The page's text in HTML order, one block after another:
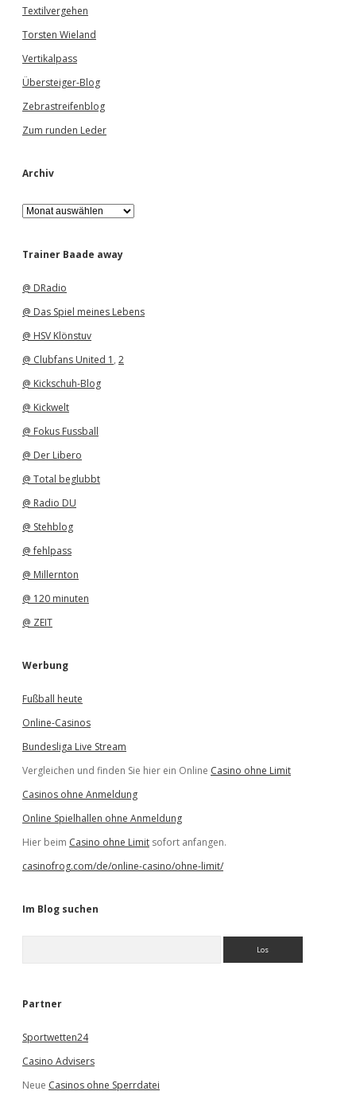
Textilvergehen
Torsten Wieland
Vertikalpass
Übersteiger-Blog
Zebrastreifenblog
Zum runden Leder
Archiv
A
r
h
Trainer Baade away
@ DRadio
@ Das Spiel meines Lebens
@ HSV Klönstuv
@ Clubfans United 1 , 2
@ Kickschuh-Blog
@ Kickwelt
@ Fokus Fussball
@ Der Libero
@ Total beglubbt
@ Radio DU
@ Stehblog
@ fehlpass
@ Millernton
@ 120 minuten
@ ZEIT
Werbung
Fußball heute
Online-Casinos
Bundesliga Live Stream
Vergleichen und finden Sie hier ein Online Casino ohne Limit
Casinos ohne Anmeldung
Online Spielhallen ohne Anmeldung
Hier beim Casino ohne Limit sofort anfangen.
casinofrog.com/de/online-casino/ohne-limit/
Im Blog suchen
e
Partner
Sportwetten24
Casino Advisers
Neue Casinos ohne Sperrdatei